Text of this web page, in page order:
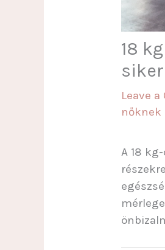
18
Leave
nőknek
A 18